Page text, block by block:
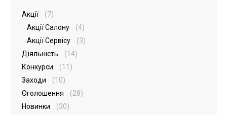
Акції
(7)
Акції Салону
(4)
Акції Сервісу
(3)
Діяльність
(14)
Конкурси
(11)
Заходи
(10)
Оголошення
(28)
Новинки
(30)